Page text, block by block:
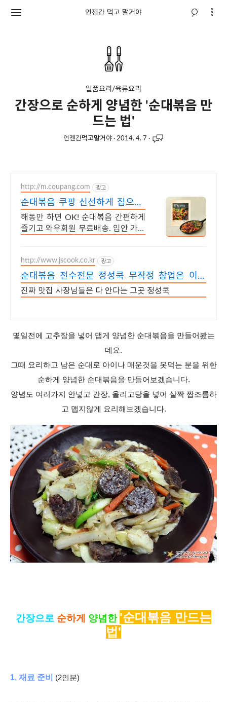
언젠간 먹고 말거야
일품요리/육류요리
간장으로 순하게 양념한 '순대볶음 만
드는 법'
언젠간먹고말거야· 2014. 4. 7 ·
http://m.coupang.com 광고
순대볶음 쿠팡 신선하게 집으로!
로켓프레시
해동만 하면 OK! 순대볶음 간편하게
즐기고 와우회원 무료배송. 입안 가득
http://www.jscook.co.kr 광고
순대볶음 전수전문 정성쿡 무작정 창업은 이제
그만
진짜 맛집 사장님들은 다 안다는 그곳 정성쿡
몇일전에 고추장을 넣어 맵게 양념한 순대볶음을 만들어봤는
데요.
그때 요리하고 남은 순대로 아이나 매운것을 못먹는 분을 위한
순하게 양념한 순대볶음을 만들어보겠습니다.
양념도 여러가지 안넣고 간장, 올리고당을 넣어 살짝짭조름하
고 맵지않게 요리해보겠습니다.
간장으로 순하게 양념한 '순대볶음 만드는
법'
1. 재료 준비 (2인분)